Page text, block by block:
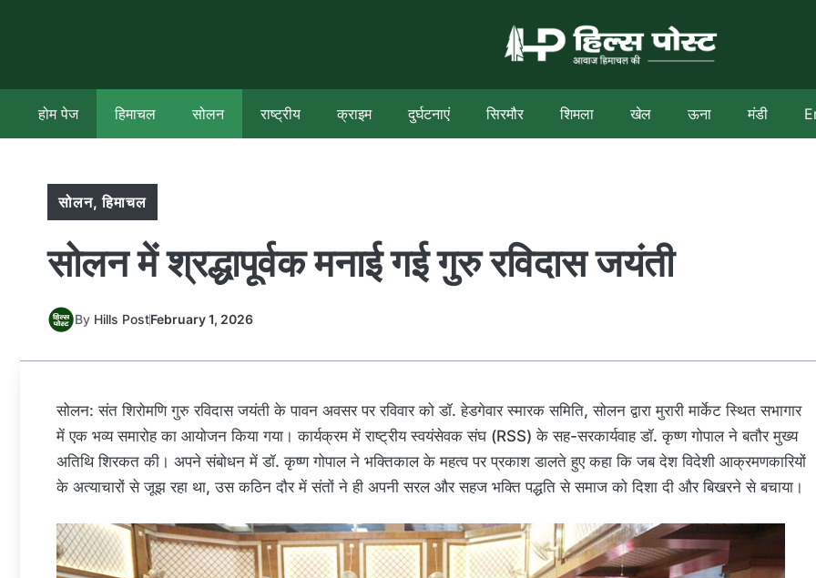
होम पेज हिमाचल सोलन राष्ट्रीय क्राइम दुर्घटनाएं सिरमौर शिमला खेल ऊना मंडी
सोलन,हिमाचल
सोलन में श्रद्धापूर्वक मनाई गई गुरु रविदास जयंती
By Hills PostFebruary 1, 2026
सोलन: संत शिरोमणि गुरु रविदास जयंती के पावन अवसर पर रविवार को डॉ. हेडगेवार स्मारक समिति, सोलन द्वारा मुरारी मार्केट स्थित सभागार
में एक भव्य समारोह का आयोजन किया गया। कार्यक्रम में राष्ट्रीय स्वयंसेवक संघ (RSS) के सह-सरकार्यवाह डॉ. कृष्ण गोपाल ने बतौर मुख्य
अतिथि शिरकत की। अपने संबोधन में डॉ. कृष्ण गोपाल ने भक्तिकाल के महत्व पर प्रकाश डालते हुए कहा कि जब देश विदेशी आक्रमणकारियों
के अत्याचारों से जूझ रहा था, उस कठिन दौर में संतों ने ही अपनी सरल और सहज भक्ति पद्धति से समाज को दिशा दी और बिखरने से बचाया।